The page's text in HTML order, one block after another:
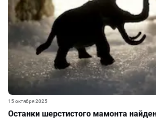
Останки шерстистого мамонта
15 октября 2025